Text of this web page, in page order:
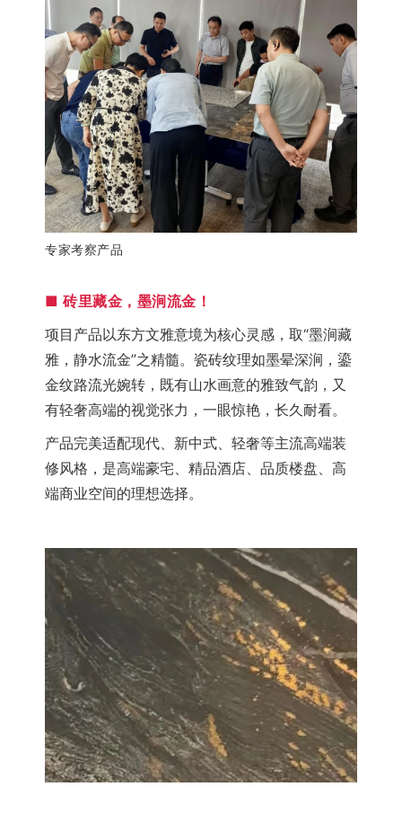
专家考察产品
■ 砖里藏金，墨涧流金！
项目产品以东方文雅意境为核心灵感，取“墨涧藏
雅，静水流金”之精髓。瓷砖纹理如墨晕深涧，鎏
金纹路流光婉转，既有山水画意的雅致气韵，又
有轻奢高端的视觉张力，一眼惊艳，长久耐看。
产品完美适配现代、新中式、轻奢等主流高端装
修风格，是高端豪宅、精品酒店、品质楼盘、高
端商业空间的理想选择。